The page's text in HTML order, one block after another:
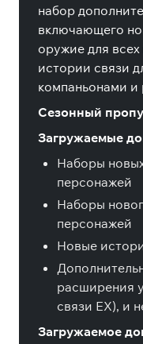
набор
включающего
оружие для
истории связи
компаньонами и
Сезонный
Загружаемые
Наборы
персонажей
Наборы
персонажей
Новые
расширения
связи EX), и
Загружаемое